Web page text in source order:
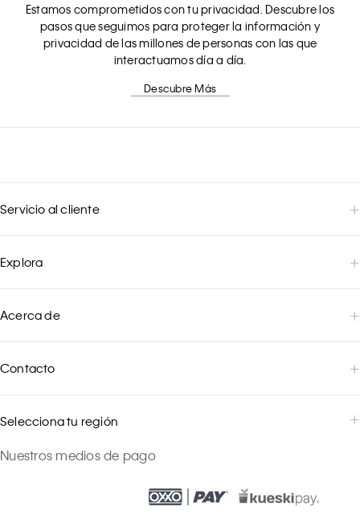
Estamos comprometidos con tu privacidad. Descubre los
pasos que seguimos para proteger la información y
privacidad de las millones de personas con las que
interactuamos día a día.
Descubre Más
Servicio al cliente
Explora
Acerca de
Contacto
Selecciona tu región
Nuestros medios de pago